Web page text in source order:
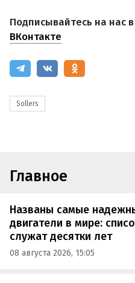
Подписывайтесь на нас в
ВКонтакте
Sollers
Главное
Названы самые
двигатели в мире:
служат десятки лет
08 августа 2026, 15:05